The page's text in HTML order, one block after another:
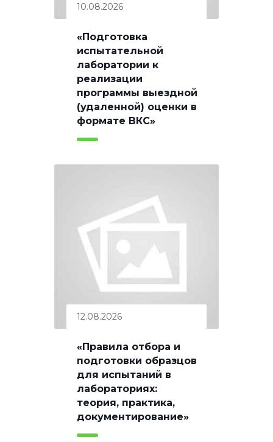
10.08.2026
«Подготовка
испытательной
лаборатории к
реализации
программы выездной
(удаленной) оценки в
формате ВКС»
12.08.2026
«Правила отбора и
подготовки образцов
для испытаний в
лабораториях:
теория, практика,
документирование»